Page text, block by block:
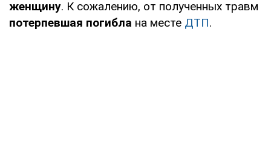
женщину. К сожалению, от полученных травм
потерпевшая погибла на месте ДТП.